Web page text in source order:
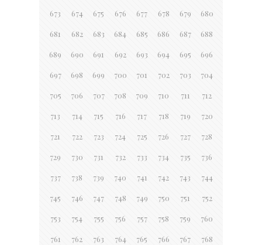
673 674 675 676 677 678 679 680
681 682 683 684 685 686 687 688
689 690 691 692 693 694 695 696
697 698 699 700 701 702 703 704
705 706 707 708 709 710 711 712
713 714 715 716 717 718 719 720
721 722 723 724 725 726 727 728
729 730 731 732 733 734 735 736
737 738 739 740 741 742 743 744
745 746 747 748 749 750 751 752
753 754 755 756 757 758 759 760
761 762 763 764 765 766 767 768